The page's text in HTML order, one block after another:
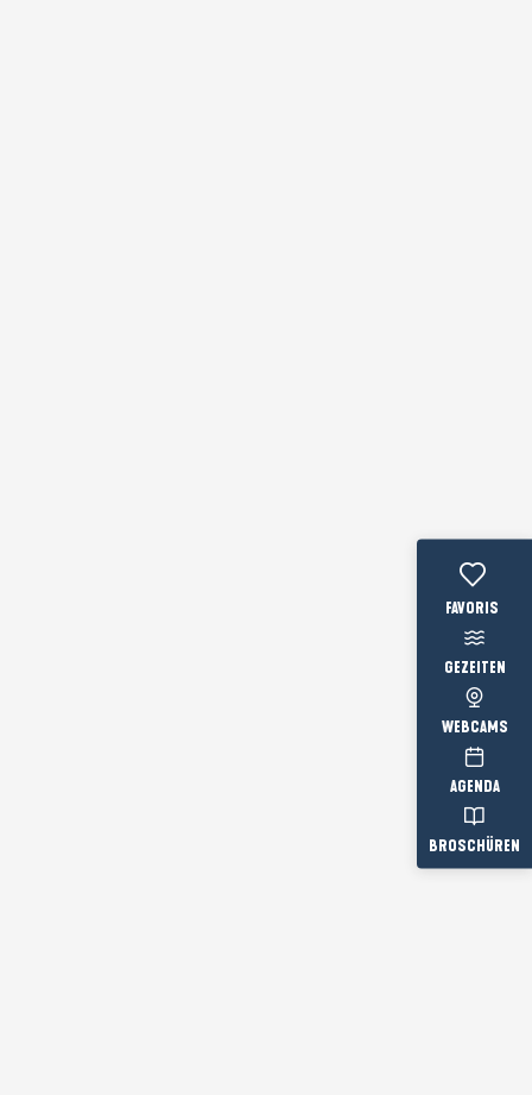
Voir les
GEZEITEN
WEBCAMS
AGENDA
BROSCHÜREN